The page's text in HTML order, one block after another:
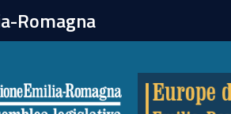
Romagna